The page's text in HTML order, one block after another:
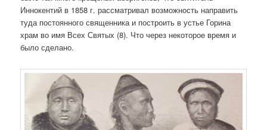
Иннокентий в 1858 г. рассматривал возможность направить
туда постоянного священника и построить в устье Горина
храм во имя Всех Святых (8). Что через некоторое время и
было сделано.